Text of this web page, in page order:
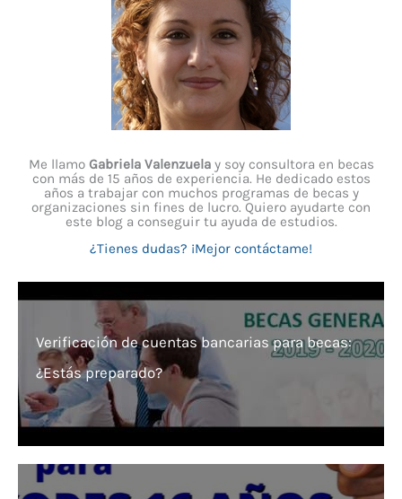
Me llamo Gabriela Valenzuelay soy consultora en becas
con más de 15 años de experiencia. He dedicado estos
años a trabajar con muchos programas de becas y
organizaciones sin fines de lucro. Quiero ayudarte con
este blog a conseguir tu ayuda de estudios.
¿Tienes dudas? ¡Mejor contáctame!
Verificación de cuentas bancarias para becas:
¿Estás preparado?